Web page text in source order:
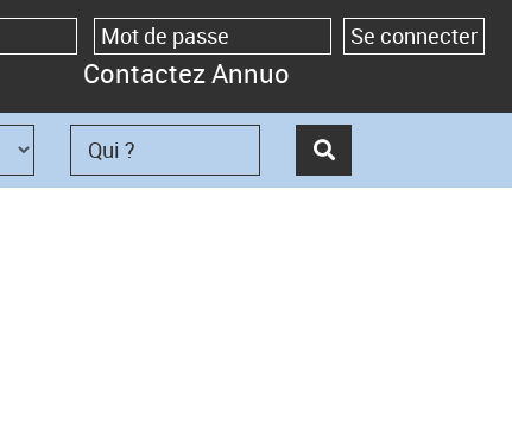
Contactez Annuo